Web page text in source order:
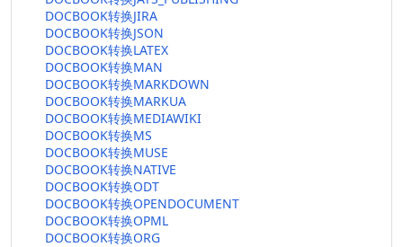
DOCBOOK转换JIRA
DOCBOOK转换JSON
DOCBOOK转换LATEX
DOCBOOK转换MAN
DOCBOOK转换MARKDOWN
DOCBOOK转换MARKUA
DOCBOOK转换MEDIAWIKI
DOCBOOK转换MS
DOCBOOK转换MUSE
DOCBOOK转换NATIVE
DOCBOOK转换ODT
DOCBOOK转换OPENDOCUMENT
DOCBOOK转换OPML
DOCBOOK转换ORG